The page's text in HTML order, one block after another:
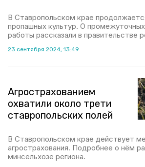
В Ставропольском крае
пропашных культур. О
работы рассказали в правительстве
23 сентября 2024, 13:49
Агрострахованием
охватили около трети
ставропольских полей
В Ставропольском крае действует
агрострахования. Подробнее о нём
минсельхозе региона.